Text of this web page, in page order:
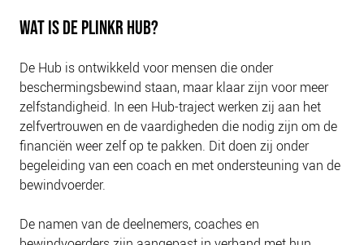
BLOGS
WAT IS DE PLINKR HUB?
De Hub is ontwikkeld voor mensen die onder
beschermingsbewind staan, maar klaar zijn voor meer
zelfstandigheid. In een Hub-traject werken zij aan het
zelfvertrouwen en de vaardigheden die nodig zijn om de
financiën weer zelf op te pakken. Dit doen zij onder
begeleiding van een coach en met ondersteuning van de
bewindvoerder.
De namen van de deelnemers, coaches en